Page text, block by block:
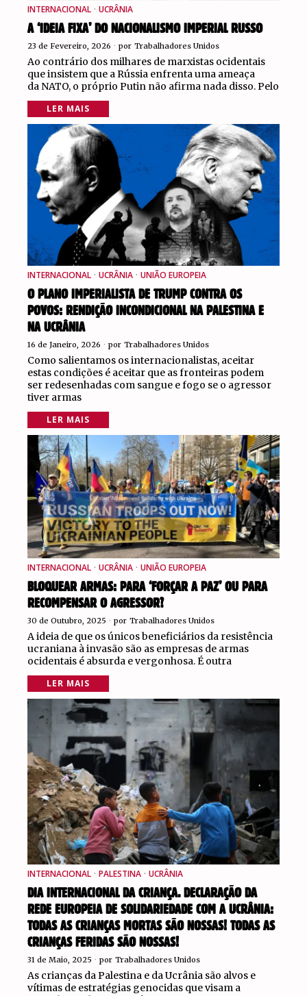
INTERNACIONAL · UCRÂNIA
A ‘IDEIA FIXA’ DO NACIONALISMO IMPERIAL RUSSO
23 de Fevereiro, 2026 por Trabalhadores Unidos
Ao contrário dos milhares de marxistas ocidentais
que insistem que a Rússia enfrenta uma ameaça
da NATO, o próprio Putin não afirma nada disso. Pelo
LER MAIS
INTERNACIONAL · UCRÂNIA · UNIÃO EUROPEIA
O PLANO IMPERIALISTA DE TRUMP CONTRA OS
POVOS: RENDIÇÃO INCONDICIONAL NA PALESTINA E
NA UCRÂNIA
16 de Janeiro, 2026 por Trabalhadores Unidos
Como salientamos os internacionalistas, aceitar
estas condições é aceitar que as fronteiras podem
ser redesenhadas com sangue e fogo se o agressor
tiver armas
LER MAIS
INTERNACIONAL · UCRÂNIA · UNIÃO EUROPEIA
BLOQUEAR ARMAS: PARA ‘FORÇAR A PAZ’ OU PARA
RECOMPENSAR O AGRESSOR?
30 de Outubro, 2025 por Trabalhadores Unidos
A ideia de que os únicos beneficiários da resistência
ucraniana à invasão são as empresas de armas
ocidentais é absurda e vergonhosa. É outra
LER MAIS
INTERNACIONAL · PALESTINA · UCRÂNIA
DIA INTERNACIONAL DA CRIANÇA. DECLARAÇÃO DA
REDE EUROPEIA DE SOLIDARIEDADE COM A UCRÂNIA:
TODAS AS CRIANÇAS MORTAS SÃO NOSSAS! TODAS AS
CRIANÇAS FERIDAS SÃO NOSSAS!
31 de Maio, 2025 por Trabalhadores Unidos
As crianças da Palestina e da Ucrânia são alvos e
vítimas de estratégias genocidas que visam a